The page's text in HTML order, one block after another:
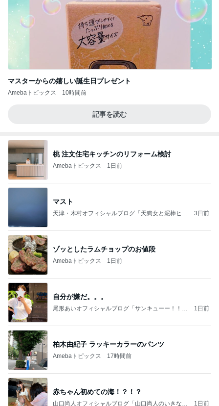
マスターからの嬉しい誕生日プレゼント
Amebaトピックス 10時間前
記事を読む
桃 注文住宅キッチンのリフォーム検討
Amebaトピックス 1日前
マスト
天津・木村オフィシャルブログ「天狗女と泥棒ヒゲ
3日前
ゾッとしたラムチョップのお値段
Amebaトピックス 1日前
自分が嫌だ。。。
尾形あいオフィシャルブログ「サンキューー！！尾
1日前
柏木由紀子 ラッキーカラーのパンツ
Amebaトピックス 17時間前
赤ちゃん初めての海！？！？
山口尚人オフィシャルブログ「山口尚人のいきなり
1日前